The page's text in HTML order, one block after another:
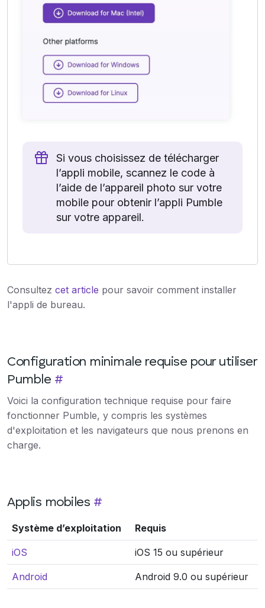
Si vous choisissez de télécharger
l’appli mobile, scannez le code à
l’aide de l’appareil photo sur votre
mobile pour obtenir l’appli Pumble
sur votre appareil.
Consultez cet article pour savoir comment installer
l'appli de bureau.
Configuration minimale requise pour utiliser
Pumble #
Voici la configuration technique requise pour faire
fonctionner Pumble, y compris les systèmes
d'exploitation et les navigateurs que nous prenons en
charge.
Applis mobiles #
Système d’exploitation Requis
iOS iOS 15 ou supérieur
Android Android 9.0 ou supérieur